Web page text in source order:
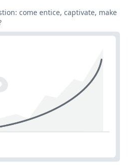
come entice, captivate, make